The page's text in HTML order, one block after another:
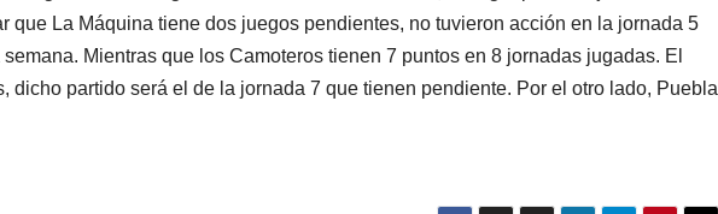
que La Máquina tiene dos juegos pendientes, no tuvieron acción en la jornada 5
Mientras que los Camoteros tienen 7 puntos en 8 jornadas jugadas. El
dicho partido será el de la jornada 7 que tienen pendiente. Por el otro lado, Puebla